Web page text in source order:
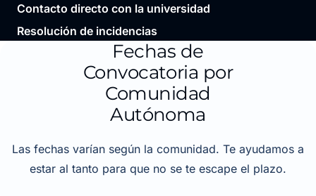
Contacto directo con la universidad
Resolución de incidencias
Fechas de
Convocatoria por
Comunidad
Autónoma
Las fechas varían según la comunidad. Te ayudamos a
estar al tanto para que no se te escape el plazo.